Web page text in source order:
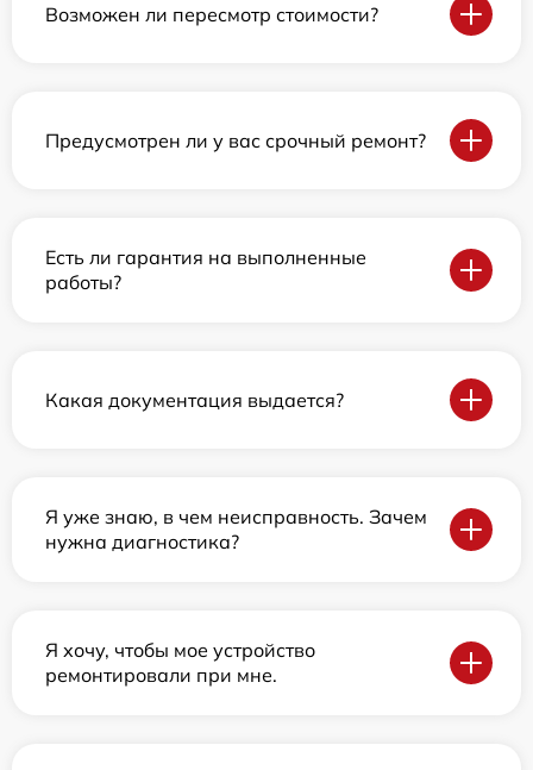
Возможен ли пересмотр стоимости?
Предусмотрен ли у вас срочный ремонт?
Есть ли гарантия на выполненные
работы?
Какая документация выдается?
Я уже знаю, в чем неисправность. Зачем
нужна диагностика?
Я хочу, чтобы мое устройство
ремонтировали при мне.